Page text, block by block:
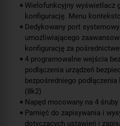
Wielofunkcyjny wyświetlacz
konfigurację. Menu
Dedykowany port
umożliwiającego
konfigurację za
4 programowalne wejścia
podłączenia urządzeń
bezpośredniego
(8k2)
Napęd mocowany na 4 śruby
Pamięć do zapisywania i
dotyczących ustawień i